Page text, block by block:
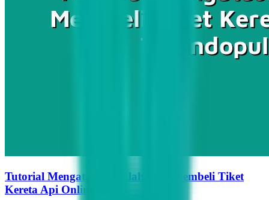
Tutorial Mengatasi Masalah Saat Membeli Tiket
Kereta Api Online